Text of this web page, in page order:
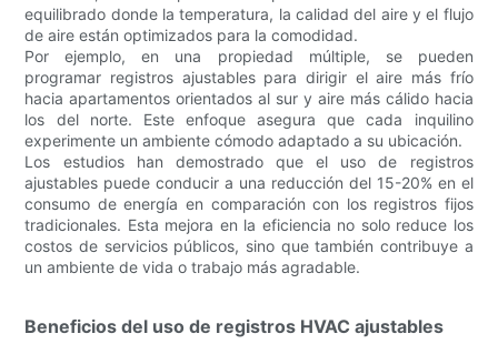
equilibrado donde la temperatura, la calidad del aire y el flujo
de aire están optimizados para la comodidad.
Por ejemplo, en una propiedad múltiple, se pueden
programar registros ajustables para dirigir el aire más frío
hacia apartamentos orientados al sur y aire más cálido hacia
los del norte. Este enfoque asegura que cada inquilino
experimente un ambiente cómodo adaptado a su ubicación.
Los estudios han demostrado que el uso de registros
ajustables puede conducir a una reducción del 15-20% en el
consumo de energía en comparación con los registros fijos
tradicionales. Esta mejora en la eficiencia no solo reduce los
costos de servicios públicos, sino que también contribuye a
un ambiente de vida o trabajo más agradable.
Beneficios del uso de registros HVAC ajustables